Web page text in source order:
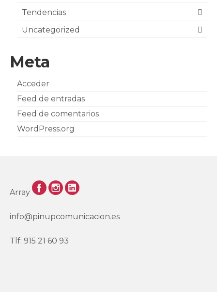
Tendencias
Uncategorized
Meta
Acceder
Feed de entradas
Feed de comentarios
WordPress.org
Array
info@pinupcomunicacion.es
Tlf: 915 21 60 93